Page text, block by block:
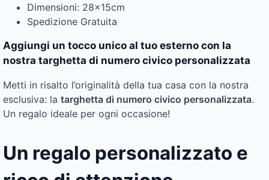
Dimensioni: 28x15cm
Spedizione Gratuita
Aggiungi un tocco unico al tuo esterno con la
nostra targhetta di numero civico personalizzata
Metti in risalto l’originalità della tua casa con la nostra
esclusiva: la targhetta di numero civico personalizzata.
Un regalo ideale per ogni occasione!
Un regalo personalizzato e